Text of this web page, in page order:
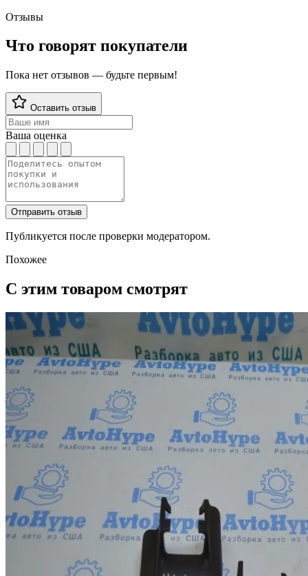
Отзывы
Что говорят покупатели
Пока нет отзывов — будьте первым!
Оставить отзыв
Ваша оценка
Отправить отзыв
Публикуется после проверки модератором.
Похожее
С этим товаром смотрят